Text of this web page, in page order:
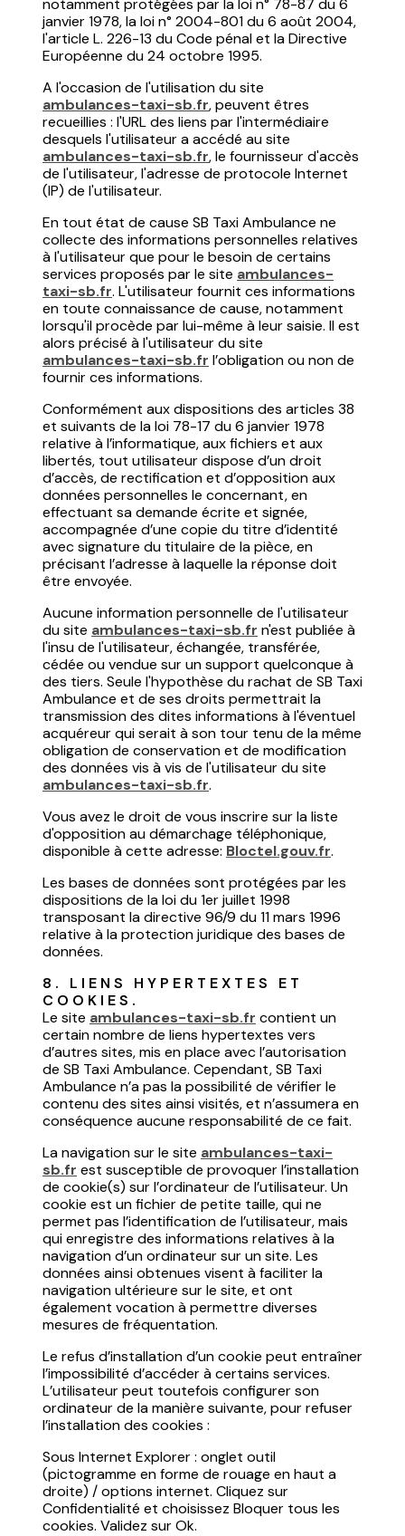
notamment protégées par la loi n° 78-87 du 6
janvier 1978, la loi n° 2004-801 du 6 août 2004,
l'article L. 226-13 du Code pénal et la Directive
Européenne du 24 octobre 1995.
A l'occasion de l'utilisation du site
ambulances-taxi-sb.fr, peuvent êtres
recueillies : l'URL des liens par l'intermédiaire
desquels l'utilisateur a accédé au site
ambulances-taxi-sb.fr, le fournisseur d'accès
de l'utilisateur, l'adresse de protocole Internet
(IP) de l'utilisateur.
En tout état de cause SB Taxi Ambulance ne
collecte des informations personnelles relatives
à l'utilisateur que pour le besoin de certains
services proposés par le site ambulances-
taxi-sb.fr. L'utilisateur fournit ces informations
en toute connaissance de cause, notamment
lorsqu'il procède par lui-même à leur saisie. Il est
alors précisé à l'utilisateur du site
ambulances-taxi-sb.fr l’obligation ou non de
fournir ces informations.
Conformément aux dispositions des articles 38
et suivants de la loi 78-17 du 6 janvier 1978
relative à l’informatique, aux fichiers et aux
libertés, tout utilisateur dispose d’un droit
d’accès, de rectification et d’opposition aux
données personnelles le concernant, en
effectuant sa demande écrite et signée,
accompagnée d’une copie du titre d’identité
avec signature du titulaire de la pièce, en
précisant l’adresse à laquelle la réponse doit
être envoyée.
Aucune information personnelle de l'utilisateur
du site ambulances-taxi-sb.fr n'est publiée à
l'insu de l'utilisateur, échangée, transférée,
cédée ou vendue sur un support quelconque à
des tiers. Seule l'hypothèse du rachat de SB Taxi
Ambulance et de ses droits permettrait la
transmission des dites informations à l'éventuel
acquéreur qui serait à son tour tenu de la même
obligation de conservation et de modification
des données vis à vis de l'utilisateur du site
ambulances-taxi-sb.fr.
Vous avez le droit de vous inscrire sur la liste
d'opposition au démarchage téléphonique,
disponible à cette adresse: Bloctel.gouv.fr.
Les bases de données sont protégées par les
dispositions de la loi du 1er juillet 1998
transposant la directive 96/9 du 11 mars 1996
relative à la protection juridique des bases de
données.
8. LIENS HYPERTEXTES ET
COOKIES.
Le site ambulances-taxi-sb.fr contient un
certain nombre de liens hypertextes vers
d’autres sites, mis en place avec l’autorisation
de SB Taxi Ambulance. Cependant, SB Taxi
Ambulance n’a pas la possibilité de vérifier le
contenu des sites ainsi visités, et n’assumera en
conséquence aucune responsabilité de ce fait.
La navigation sur le site ambulances-taxi-
sb.fr est susceptible de provoquer l’installation
de cookie(s) sur l’ordinateur de l’utilisateur. Un
cookie est un fichier de petite taille, qui ne
permet pas l’identification de l’utilisateur, mais
qui enregistre des informations relatives à la
navigation d’un ordinateur sur un site. Les
données ainsi obtenues visent à faciliter la
navigation ultérieure sur le site, et ont
également vocation à permettre diverses
mesures de fréquentation.
Le refus d’installation d’un cookie peut entraîner
l’impossibilité d’accéder à certains services.
L’utilisateur peut toutefois configurer son
ordinateur de la manière suivante, pour refuser
l’installation des cookies :
Sous Internet Explorer : onglet outil
(pictogramme en forme de rouage en haut a
droite) / options internet. Cliquez sur
Confidentialité et choisissez Bloquer tous les
cookies. Validez sur Ok.